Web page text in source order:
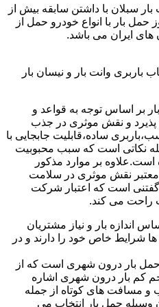
بار سبلان با داشتن سابقه بیش از
حمل بار با انواع خودرو حمل از
های ایران می باشد.
باربری وانت بار و نیسان بار
بر اساس توجه به قواعد و
و نقش موثری در جذب
ساده،قابلیت جابجایی با
نکاتی است که سبب محبوبیت
است.علاوه بر موارد مذکور
نقش موثری در سلامت
است که اعتبار شرکت
راحت می کند.
اندازه بار و نیاز مشتریان
شرایط خاص خود را دارند و در
حمل بار درون شهری است که از
کم بار درون شهری اشاره
و مسافت های کوتاه از جمله
وسیله حمل بار انتخاب می